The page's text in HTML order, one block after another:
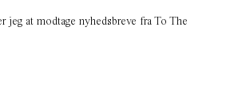
jeg at modtage nyhedsbreve fra To The